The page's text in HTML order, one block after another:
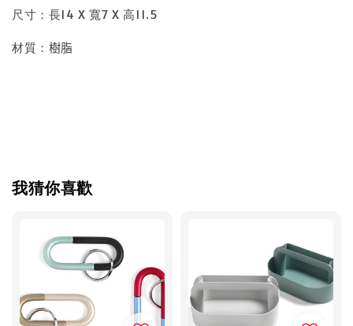
尺寸：長14 X 寬7 X 高11.5
材質： 樹脂
我猜你喜歡